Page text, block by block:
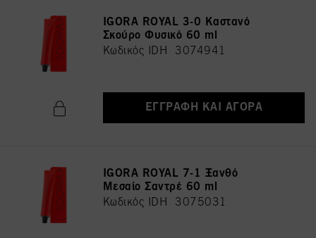
IGORA ROYAL 3-0 Καστανό
Σκούρο Φυσικό 60 ml
Κωδικός IDH 3074941
ΕΓΓΡΑΦΉ ΚΑΙ ΑΓΟΡΆ
IGORA ROYAL 7-1 Ξανθό
Μεσαίο Σαντρέ 60 ml
Κωδικός IDH 3075031